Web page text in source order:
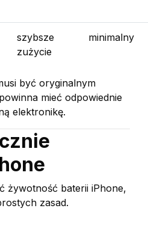
szybsze
zużycie
minimalny
być oryginalnym
mieć odpowiednie
elektronikę.
żywotność baterii iPhone,
zasad.